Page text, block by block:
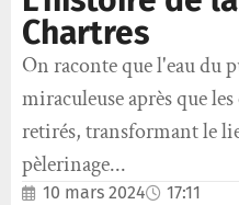
Chartres
On raconte que l'eau du
miraculeuse après que
retirés, transformant le
pèlerinage...
10 mars 2024 17:11